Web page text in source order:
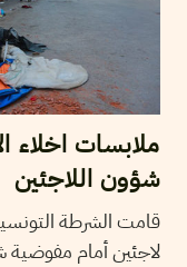
ملابسات اخلاء
شؤون اللاجئين
لاجئين أمام